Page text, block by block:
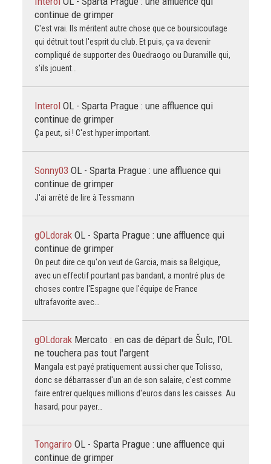
continue de grimper
C'est vrai. Ils méritent autre chose que ce boursicoutage
qui détruit tout l'esprit du club. Et puis, ça va devenir
compliqué de supporter des Ouedraogo ou Duranville qui,
s'ils jouent…
Interol OL - Sparta Prague : une affluence qui
continue de grimper
Ça peut, si ! C'est hyper important.
Sonny03 OL - Sparta Prague : une affluence qui
continue de grimper
J'ai arrêté de lire à Tessmann
gOLdorak OL - Sparta Prague : une affluence qui
continue de grimper
On peut dire ce qu'on veut de Garcia, mais sa Belgique,
avec un effectif pourtant pas bandant, a montré plus de
choses contre l'Espagne que l'équipe de France
ultrafavorite avec…
gOLdorak Mercato : en cas de départ de Šulc, l'OL
ne touchera pas tout l'argent
Mangala est payé pratiquement aussi cher que Tolisso,
donc se débarrasser d'un an de son salaire, c'est comme
faire entrer quelques millions d'euros dans les caisses. Au
hasard, pour payer…
Tongariro OL - Sparta Prague : une affluence qui
continue de grimper